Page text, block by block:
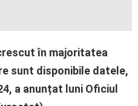
în majoritatea
sunt disponibile datele,
a anunțat luni Oficiul